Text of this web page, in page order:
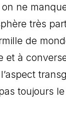
ne
très
de
et à
toujours